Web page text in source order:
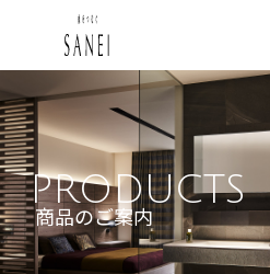
PRODUCTS
商品のご案内